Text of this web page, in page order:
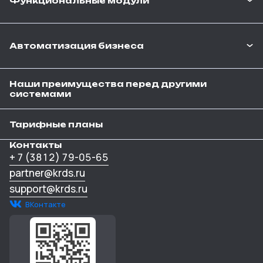
Контакты
+ 7 (3812) 79-05-65
partner@krds.ru
support@krds.ru
ВКонтакте
Автоматизация бизнеса
Наши преимущества перед другими
системами
Тарифные планы